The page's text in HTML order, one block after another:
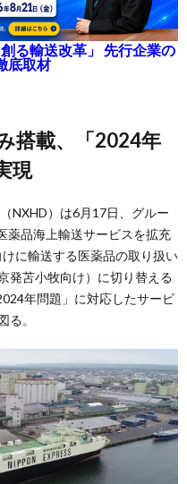
る輸送改革」 先行企業の
底取材
現
NXHD）は6月17日、グルー
薬品海上輸送サービスを拡充
に輸送する医薬品の取り扱い
発苫小牧向け）に切り替える
年問題」に対応したサービ
る。